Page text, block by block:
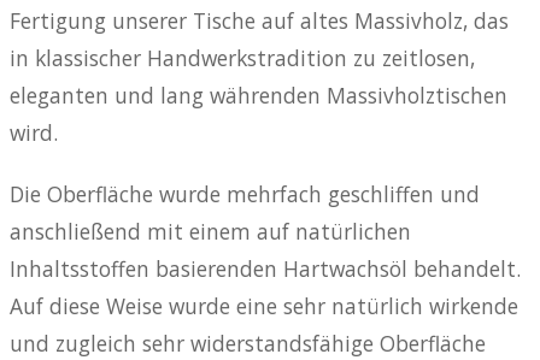
Fertigung unserer Tische auf altes Massivholz, das
in klassischer Handwerkstradition zu zeitlosen,
eleganten und lang währenden Massivholztischen
wird.
Die Oberfläche wurde mehrfach geschliffen und
anschließend mit einem auf natürlichen
Inhaltsstoffen basierenden Hartwachsöl behandelt.
Auf diese Weise wurde eine sehr natürlich wirkende
und zugleich sehr widerstandsfähige Oberfläche